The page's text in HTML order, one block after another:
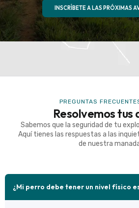
VER MÁS
INSCRÍBETE A LAS PRÓXIMAS
PREGUNTAS
Resolvemos tus
Sabemos que la seguridad de tu
Aquí tienes las respuestas a las
de nuestra
¿Mi perro debe tener un nivel físico